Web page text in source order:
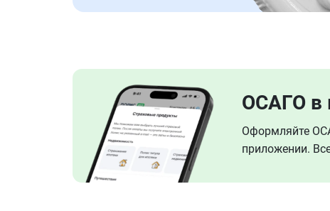
ОСАГО в
Оформляйте
приложении.